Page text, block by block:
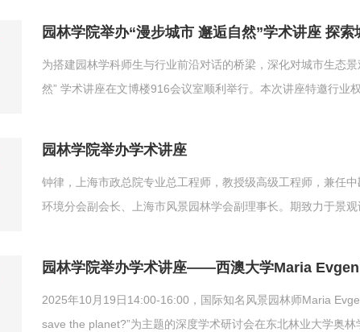
园林学院举办“漫步城市 邂逅自然”学术讲座 探
为搭建园林学科师生与行业前沿对话的桥梁，深化对城市生态
然” 学术讲座在文博楼916会议室顺利举行。本次讲座特邀行业
园林学院举办学术讲座
钟律，上海市政总院专业总工程师，教授级高级工程师，兼任
环境分会副会长、上海市风景园林学会副理事长。期致力于景
2025年10月19日14:00-16:00，国际知名风景园林师Maria
save the planet?”为主题的深度学术研讨会在东北林业大学奥